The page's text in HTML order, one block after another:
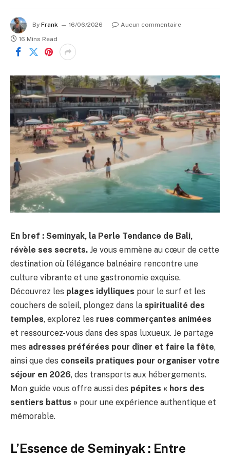
By Frank 16/06/2026
Aucun commentaire
16 Mins Read
En bref : Seminyak, la Perle Tendance de Bali,
révèle ses secrets. Je vous emmène au cœur de cette
destination où l’élégance balnéaire rencontre une
culture vibrante et une gastronomie exquise.
Découvrez les plages idylliques pour le surf et les
couchers de soleil, plongez dans la spiritualité des
temples, explorez les rues commerçantes animées
et ressourcez-vous dans des spas luxueux. Je partage
mes adresses préférées pour dîner et faire la fête,
ainsi que des conseils pratiques pour organiser votre
séjour en 2026, des transports aux hébergements.
Mon guide vous offre aussi des pépites « hors des
sentiers battus » pour une expérience authentique et
mémorable.
L’Essence de Seminyak : Entre